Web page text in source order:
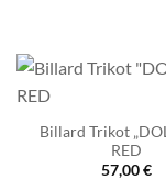
Billard Trikot
RED
57,00€